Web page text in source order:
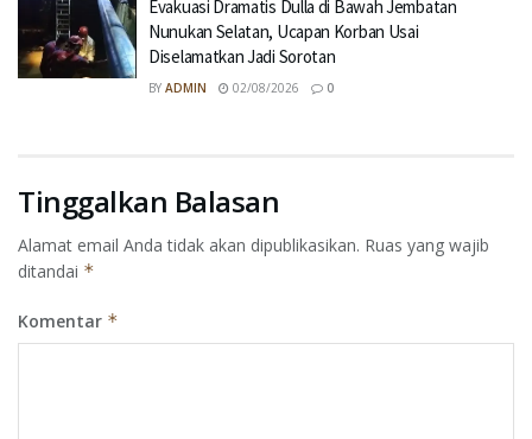
Evakuasi Dramatis Dulla di Bawah Jembatan
Nunukan Selatan, Ucapan Korban Usai
Diselamatkan Jadi Sorotan
BY ADMIN 02/08/2026 0
Tinggalkan Balasan
Alamat email Anda tidak akan dipublikasikan. Ruas yang wajib
ditandai *
Komentar *